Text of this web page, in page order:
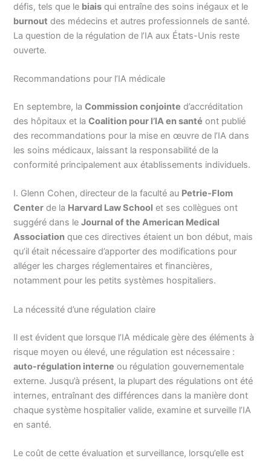
défis, tels que le biais qui entraîne des soins inégaux et le
burnout des médecins et autres professionnels de santé.
La question de la régulation de l’IA aux États-Unis reste
ouverte.
Recommandations pour l’IA médicale
En septembre, laCommission conjointe d’accréditation
des hôpitaux et laCoalition pour l’IA en santé ont publié
des recommandations pour la mise en œuvre de l’IA dans
les soins médicaux, laissant la responsabilité de la
conformité principalement aux établissements individuels.
I. Glenn Cohen, directeur de la faculté au Petrie-Flom
Center de la Harvard Law School et ses collègues ont
suggéré dans leJournal of the American Medical
Association que ces directives étaient un bon début, mais
qu’il était nécessaire d’apporter des modifications pour
alléger les charges réglementaires et financières,
notamment pour les petits systèmes hospitaliers.
La nécessité d’une régulation claire
Il est évident que lorsque l’IA médicale gère des éléments à
risque moyen ou élevé, une régulation est nécessaire :
auto-régulation interne ou régulation gouvernementale
externe. Jusqu’à présent, la plupart des régulations ont été
internes, entraînant des différences dans la manière dont
chaque système hospitalier valide, examine et surveille l’IA
en santé.
Le coût de cette évaluation et surveillance, lorsqu’elle est